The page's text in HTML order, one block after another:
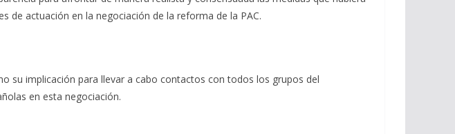
de actuación en la negociación de la reforma de la PAC.
su implicación para llevar a cabo contactos con todos los grupos del
en esta negociación.